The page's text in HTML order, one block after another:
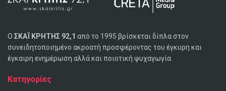
Ο ΣΚΑΪ ΚΡΗΤΗΣ 92,1 από το 1995 βρίσκεται δίπλα στον
συνειδητοποιημένο ακροατή προσφέροντας του έγκυρη και
έγκαιρη ενημέρωση αλλά και ποιοτική ψυχαγωγία.
Κατηγορίες